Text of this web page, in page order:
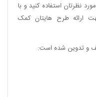
نظرتان استفاده کنید و با
ارائه طرح هایتان کمک
و تدوین شده است: